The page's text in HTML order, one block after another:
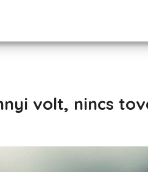
volt, nincs